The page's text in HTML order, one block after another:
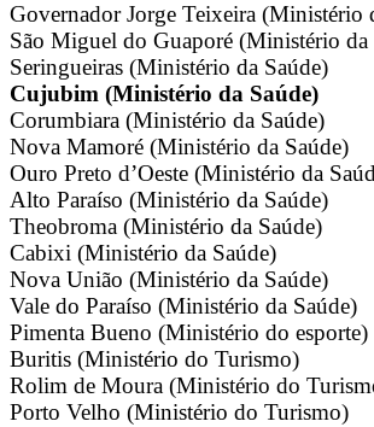
Governador Jorge Teixeira (Ministério
São Miguel do Guaporé (Ministério da
Seringueiras (Ministério da Saúde)
Cujubim (Ministério da Saúde)
Corumbiara (Ministério da Saúde)
Nova Mamoré (Ministério da Saúde)
Ouro Preto d’Oeste (Ministério da
Alto Paraíso (Ministério da Saúde)
Theobroma (Ministério da Saúde)
Cabixi (Ministério da Saúde)
Nova União (Ministério da Saúde)
Vale do Paraíso (Ministério da Saúde)
Pimenta Bueno (Ministério do esporte)
Buritis (Ministério do Turismo)
Rolim de Moura (Ministério do
Porto Velho (Ministério do Turismo)